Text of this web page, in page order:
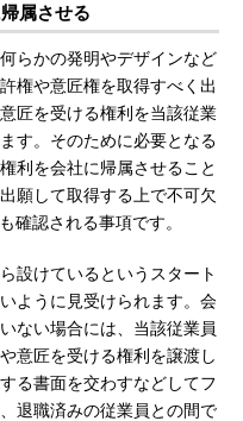
属させる
らかの発明やデザインなど
権や意匠権を取得すべく出
匠を受ける権利を当該従業
す。そのために必要となる
利を会社に帰属させること
願して取得する上で不可欠
確認される事項です。
設けているというスタート
ように見受けられます。会
ない場合には、当該従業員
意匠を受ける権利を譲渡し
る書面を交わすなどしてフ
退職済みの従業員との間で